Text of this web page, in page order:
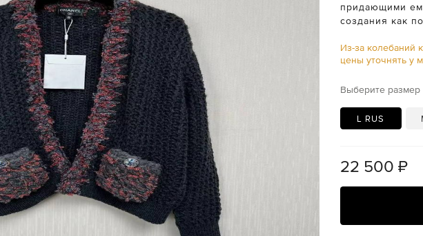
придающими
создания как
Из-за колебаний
цены уточнять у
Выберите размер
L RUS
22 500 ₽